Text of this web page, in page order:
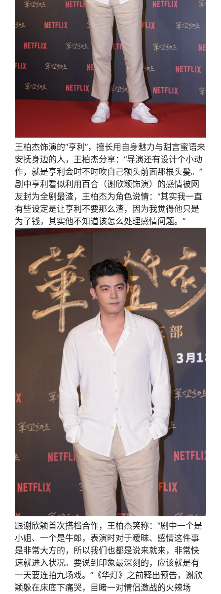
王柏杰饰演的“亨利”，擅长用自身魅力与甜言蜜语来
安抚身边的人，王柏杰分享：“导演还有设计个小动
作，就是亨利会时不时吹自己额头前面那根头髮。”
剧中亨利看似利用百合（谢欣颖饰演）的感情被网
友封为全剧最渣，王柏杰为角色说情：“其实我一直
有些设定是让亨利不要那么渣，因为我觉得他只是
为了钱，其实他不知道该怎么处理感情问题。”
跟谢欣颖首次搭档合作，王柏杰笑称：“剧中一个是
小姐、一个是牛郎，表演时对于暧昧、感情这件事
是非常大方的，所以我们也都是说来就来，非常快
速就进入状况。要说到印象最深刻的，应该就是有
一天要连拍九场戏。”《华灯》之前释出预告，谢欣
颖躲在床底下痛哭，目睹一对情侣激战的火辣场